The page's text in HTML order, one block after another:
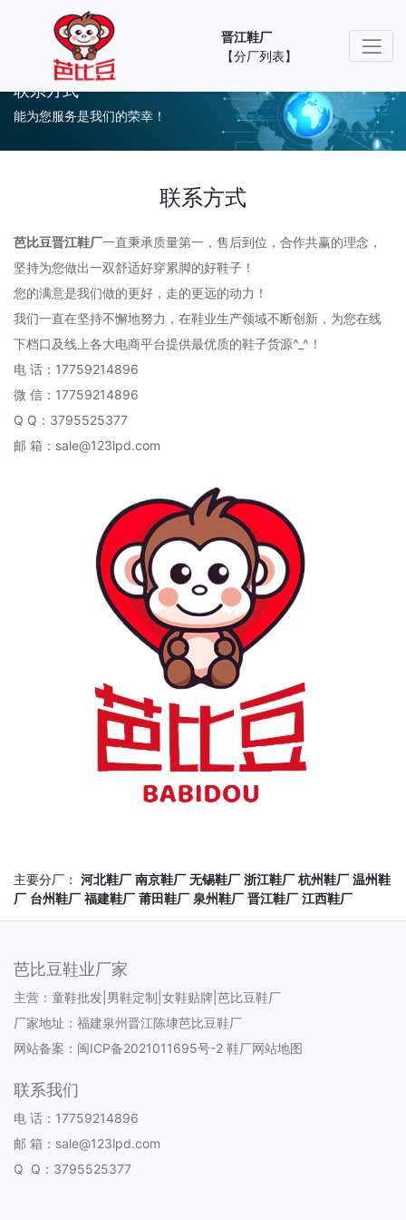
晋江鞋厂
【分厂列表】
联系方式
能为您服务是我们的荣幸！
联系方式
芭比豆晋江鞋厂一直秉承质量第一，售后到位，合作共赢的理念，
坚持为您做出一双舒适好穿累脚的好鞋子！
您的满意是我们做的更好，走的更远的动力！
我们一直在坚持不懈地努力，在鞋业生产领域不断创新，为您在线
下档口及线上各大电商平台提供最优质的鞋子货源^_^！
电 话：17759214896
微 信： 17759214896
Q Q：3795525377
邮 箱：sale@123lpd.com
主要分厂： 河北鞋厂 南京鞋厂 无锡鞋厂 浙江鞋厂 杭州鞋厂 温州鞋
厂 台州鞋厂 福建鞋厂 莆田鞋厂 泉州鞋厂 晋江鞋厂 江西鞋厂
芭比豆鞋业厂家
主营：童鞋批发|男鞋定制|女鞋贴牌|芭比豆鞋厂
厂家地址：福建泉州晋江陈埭芭比豆鞋厂
网站备案： 闽ICP备2021011695号-2 鞋厂网站地图
联系我们
电 话：17759214896
邮 箱：sale@123lpd.com
Q Q：3795525377